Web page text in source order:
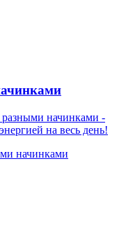
разными начинками -
на весь день!